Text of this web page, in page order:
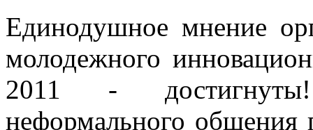
Единодушное мнение
молодежного
2011 - достигнуты!
неформального общения